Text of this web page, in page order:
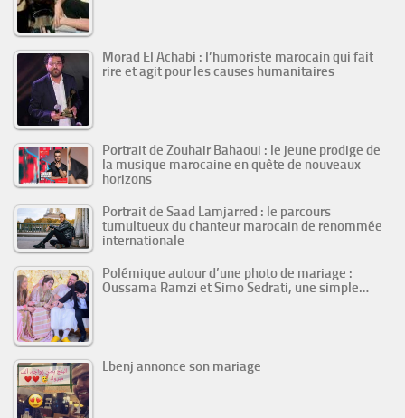
Morad El Achabi : l’humoriste marocain qui fait
rire et agit pour les causes humanitaires
Portrait de Zouhair Bahaoui : le jeune prodige de
la musique marocaine en quête de nouveaux
horizons
Portrait de Saad Lamjarred : le parcours
tumultueux du chanteur marocain de renommée
internationale
Polémique autour d’une photo de mariage :
Oussama Ramzi et Simo Sedrati, une simple…
Lbenj annonce son mariage